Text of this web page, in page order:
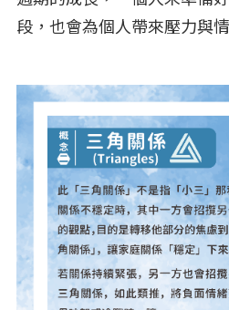
段，也會為個人帶來壓力與